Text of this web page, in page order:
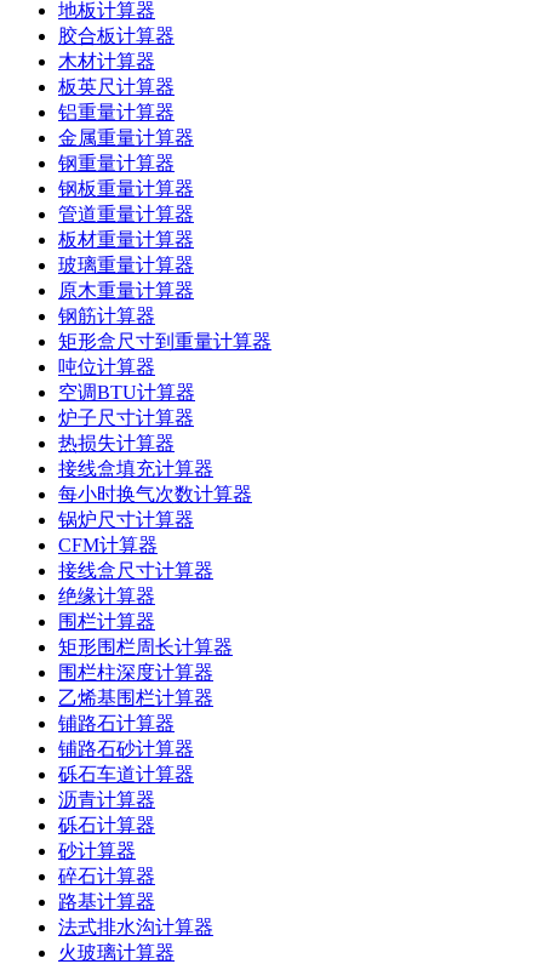
地板计算器
胶合板计算器
木材计算器
板英尺计算器
铝重量计算器
金属重量计算器
钢重量计算器
钢板重量计算器
管道重量计算器
板材重量计算器
玻璃重量计算器
原木重量计算器
钢筋计算器
矩形盒尺寸到重量计算器
吨位计算器
空调BTU计算器
炉子尺寸计算器
热损失计算器
接线盒填充计算器
每小时换气次数计算器
锅炉尺寸计算器
CFM计算器
接线盒尺寸计算器
绝缘计算器
围栏计算器
矩形围栏周长计算器
围栏柱深度计算器
乙烯基围栏计算器
铺路石计算器
铺路石砂计算器
砾石车道计算器
沥青计算器
砾石计算器
砂计算器
碎石计算器
路基计算器
法式排水沟计算器
火玻璃计算器